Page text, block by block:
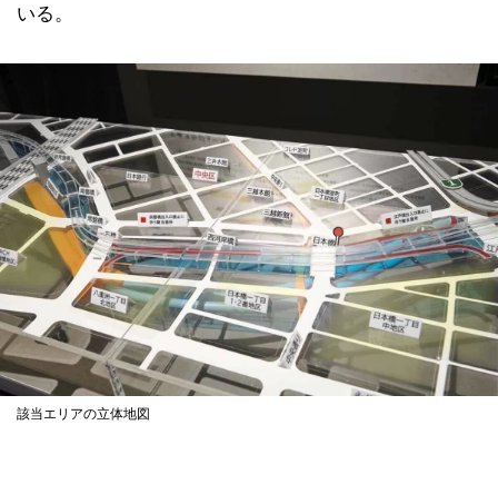
いる。
該当エリアの立体地図